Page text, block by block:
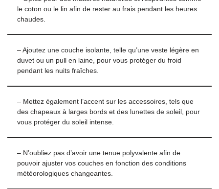
le coton ou le lin afin de rester au frais pendant les heures
chaudes.
– Ajoutez une couche isolante, telle qu’une veste légère en
duvet ou un pull en laine, pour vous protéger du froid
pendant les nuits fraîches.
– Mettez également l’accent sur les accessoires, tels que
des chapeaux à larges bords et des lunettes de soleil, pour
vous protéger du soleil intense.
– N’oubliez pas d’avoir une tenue polyvalente afin de
pouvoir ajuster vos couches en fonction des conditions
météorologiques changeantes.